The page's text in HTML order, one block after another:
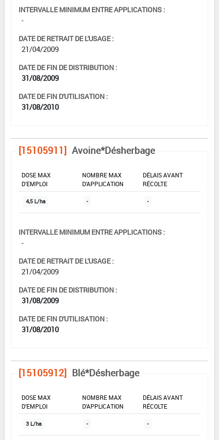
INTERVALLE MINIMUM ENTRE APPLICATIONS :
-
DATE DE RETRAIT DE L'USAGE :
21/04/2009
DATE DE FIN DE DISTRIBUTION :
31/08/2009
DATE DE FIN D'UTILISATION :
31/08/2010
[15105911] Avoine*Désherbage
DOSE MAX
D'EMPLOI
NOMBRE MAX
D'APPLICATION
DÉLAIS AVANT
RÉCOLTE
4,5 L/ha - -
INTERVALLE MINIMUM ENTRE APPLICATIONS :
-
DATE DE RETRAIT DE L'USAGE :
21/04/2009
DATE DE FIN DE DISTRIBUTION :
31/08/2009
DATE DE FIN D'UTILISATION :
31/08/2010
[15105912] Blé*Désherbage
DOSE MAX
D'EMPLOI
NOMBRE MAX
D'APPLICATION
DÉLAIS AVANT
RÉCOLTE
3 L/ha - -